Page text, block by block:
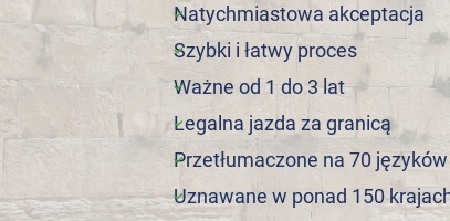
Natychmiastowa akceptacja
Szybki i łatwy proces
Ważne od 1 do 3 lat
Legalna jazda za granicą
Przetłumaczone na 70 języków
Uznawane w ponad 150